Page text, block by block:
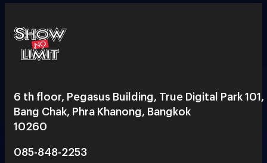
6 th floor, Pegasus Building, True Digital Park 101,
Bang Chak, Phra Khanong, Bangkok
10260
085-848-2253